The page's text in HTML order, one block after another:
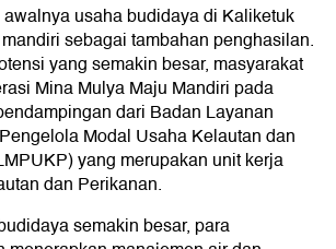
usaha budidaya di Kaliketuk
sebagai tambahan penghasilan.
yang semakin besar, masyarakat
Mina Mulya Maju Mandiri pada
dari Badan Layanan
Modal Usaha Kelautan dan
yang merupakan unit kerja
dan Perikanan.
semakin besar, para